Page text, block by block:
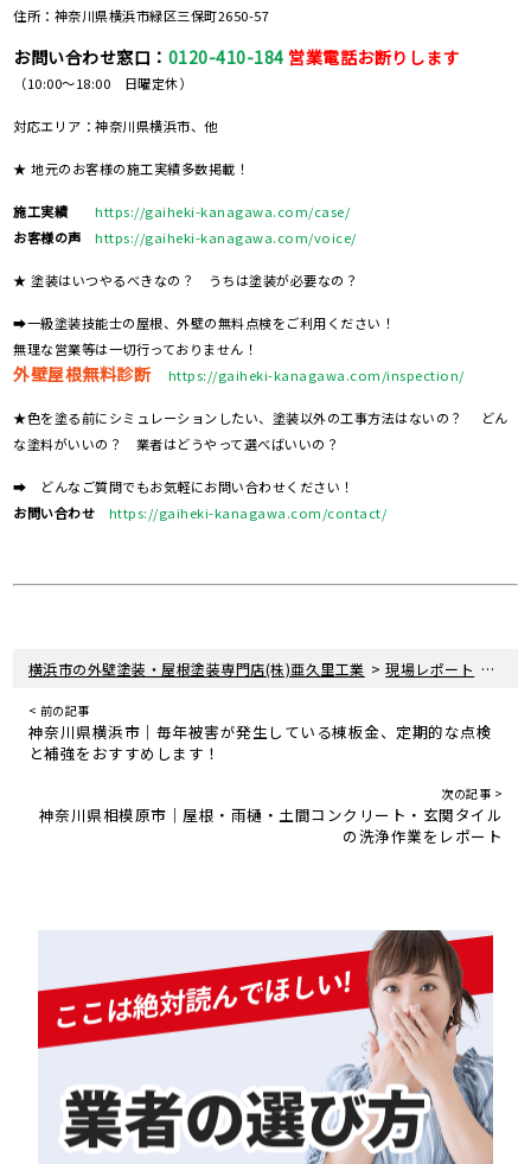
住所：神奈川県横浜市緑区三保町2650-57
お問い合わせ窓口： 0120-410-184 営業電話お断りします
（10:00～18:00 日曜定休）
対応エリア：神奈川県横浜市、他
★ 地元のお客様の施工実績多数掲載！
施工実績
https://gaiheki-kanagawa.com/case/
お客様の声
https://gaiheki-kanagawa.com/voice/
★ 塗装はいつやるべきなの？ うちは塗装が必要なの？
➡一級塗装技能士の屋根、外壁の無料点検をご利用ください！
無理な営業等は一切行っておりません！
外壁屋根無料診断 https://gaiheki-kanagawa.com/inspection/
★色を塗る前にシミュレーションしたい、塗装以外の工事方法はないの？ どん
な塗料がいいの？ 業者はどうやって選べばいいの？
➡ どんなご質問でもお気軽にお問い合わせください！
お問い合わせ
https://gaiheki-kanagawa.com/contact/
横浜市の外壁塗装・屋根塗装専門店(株)亜久里工業 >現場レポート
< 前の記事
神奈川県横浜市｜毎年被害が発生している棟板金、定期的な点検
と補強をおすすめします！
次の記事 >
神奈川県相模原市｜屋根・雨樋・土間コンクリート・玄関タイル
の洗浄作業をレポート